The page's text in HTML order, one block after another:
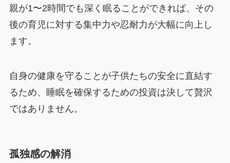
親が1〜2時間でも深く眠ることができれば、その
後の育児に対する集中力や忍耐力が大幅に向上し
ます。
自身の健康を守ることが子供たちの安全に直結す
るため、睡眠を確保するための投資は決して贅沢
ではありません。
孤独感の解消